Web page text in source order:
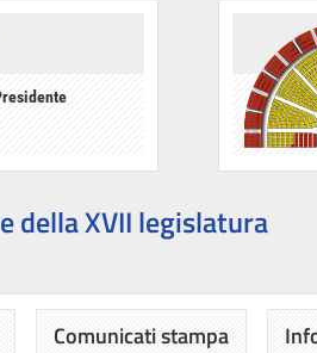
della XVII legislatura
Comunicati stampa